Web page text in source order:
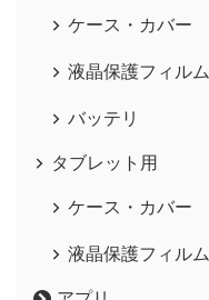
ケース・カバー
液晶保護フィルム
バッテリ
タブレット用
ケース・カバー
液晶保護フィルム